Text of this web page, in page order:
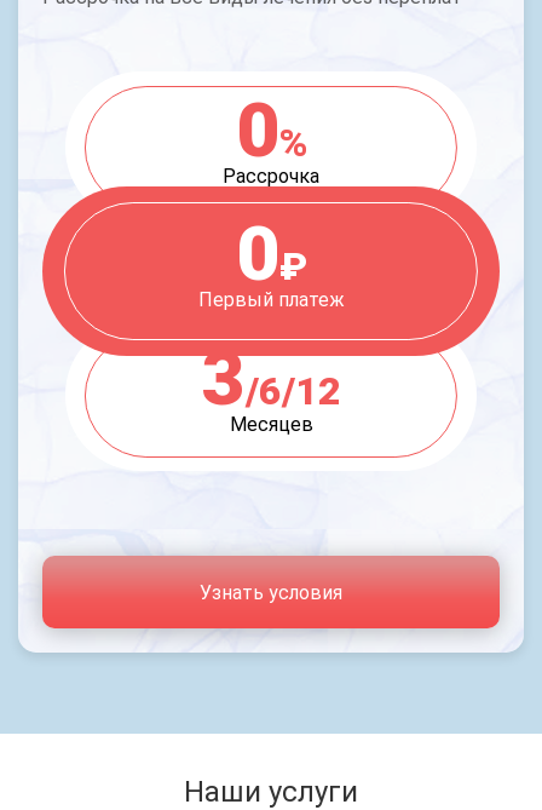
0%
Рассрочка
0₽
Первый платеж
3/6/12
Месяцев
Узнать условия
Наши услуги